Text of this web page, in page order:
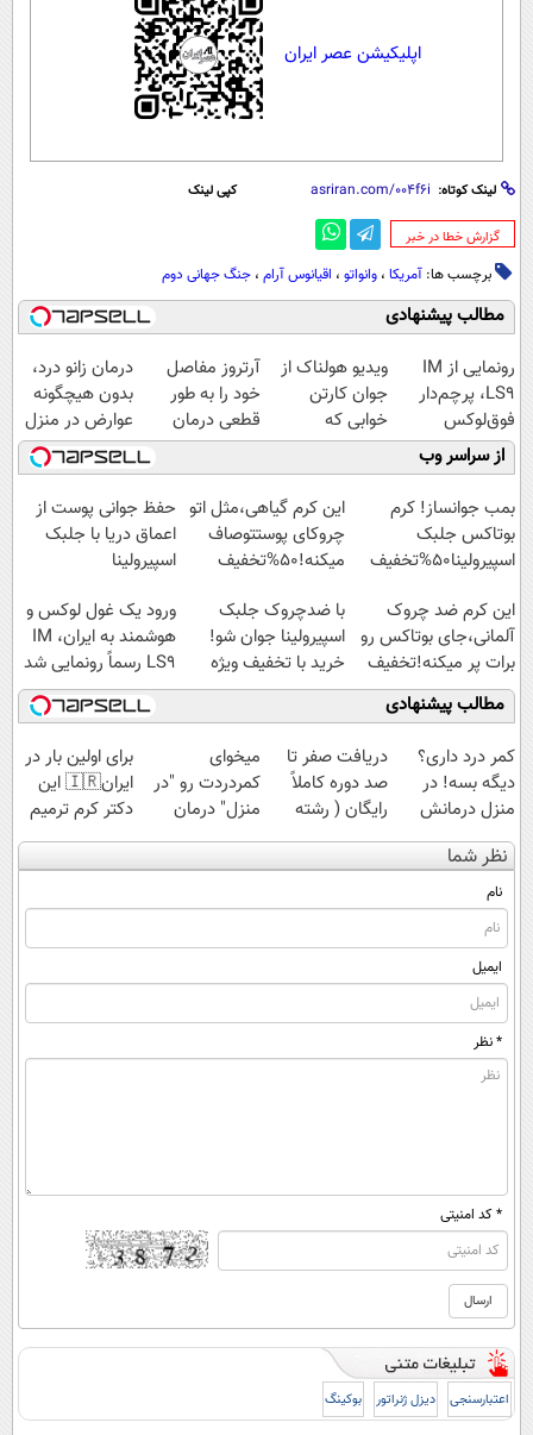
اپلیکیشن عصر ایران
لینک کوتاه: کپی لینک
‌گزارش خطا در خبر
برچسب ها: آمریکا ، وانواتو ، اقیانوس آرام ، جنگ جهانی دوم
مطالب پیشنهادی
رونمایی از IM
LS9، پرچم‌دار
فوق‌لوکس
EREV وارد بازار
ایران شد
ویدیو هولناک از
جوان کارتن
خوابی که
میلیاردر شد.
آموزش رایگان
آرتروز مفاصل
خود را به طور
قطعی درمان
کنید!
◗پرسش‌نامه◖
درمان زانو درد،
بدون هیچگونه
عوارض در منزل
(◂پرسش‌نامه)
از سراسر وب
بمب جوانساز! کرم
بوتاکس جلبک
اسپیرولینا50%تخفیف
این کرم گیاهی،مثل اتو
چروکای پوستتوصاف
میکنه!50%تخفیف
حفظ جوانی پوست از
اعماق دریا با جلبک
اسپیرولینا
این کرم ضد چروک
آلمانی،جای بوتاکس رو
برات پر میکنه!تخفیف
تا امشب
با ضدچروک جلبک
اسپیرولینا جوان شو!
خرید با تخفیف ویژه
ورود یک غول لوکس و
هوشمند به ایران، IM
LS9 رسماً رونمایی شد
مطالب پیشنهادی
کمر درد داری؟
دیگه بسه! در
منزل درمانش
کن
(◀پرسش‌نامه)
دریافت صفر تا
صد دوره کاملاً
رایگان ( رشته
ریاضی، تجربی،
میخوای
کمردردت رو "در
منزل" درمان
کنی؟ (◂فیلم +
برای اولین بار در
ایران🇮🇷 این
دکتر کرم ترمیم
کننده 23 روزه
نظر شما
نام
ایمیل
* نظر
* کد امنیتی
اعتبارسنجی دیزل ژنراتور بوکینگ